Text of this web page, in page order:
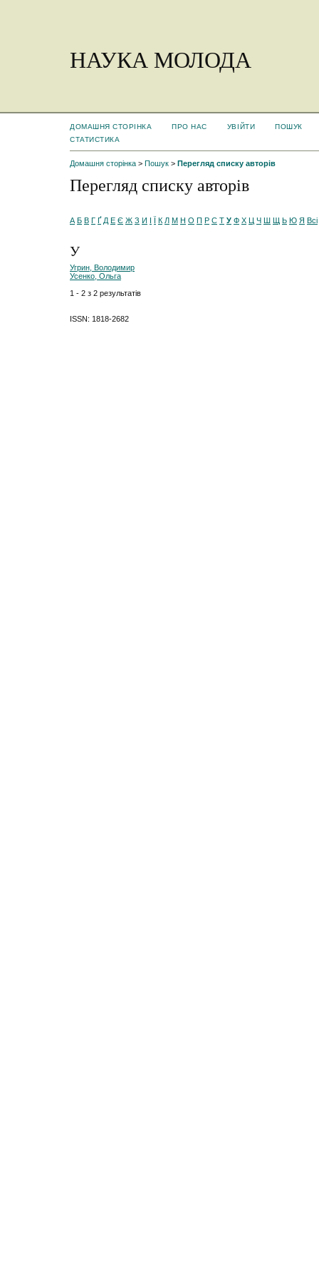
НАУКА МОЛОДА
ДОМАШНЯ СТОРІНКА ПРО НАС УВІЙТИ
ПОШУК
СТАТИСТИКА
Домашня сторінка > Пошук > Перегляд списку авторів
Перегляд списку авторів
А Б В Г Ґ Д Е Є Ж З И І Ї К Л М Н О П Р С Т У Ф Х Ц Ч Ш Щ Ь Ю Я Всі
У
Угрин, Володимир
Усенко, Ольга
1 - 2 з 2 результатів
ISSN: 1818-2682